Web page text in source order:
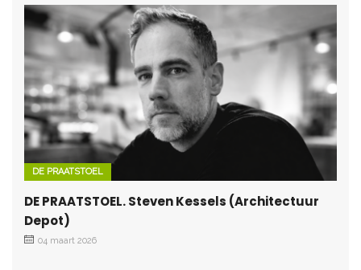
DE PRAATSTOEL
DE PRAATSTOEL. Steven Kessels (Architectuur
Depot)
04 maart 2026